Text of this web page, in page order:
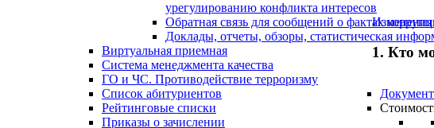
урегулированию конфликта интересов
Обратная связь для сообщений о фактах
Доклады, отчеты, обзоры, статистическая
Виртуальная приемная
Система менеджмента качества
ГО и ЧС. Противодействие терроризму
Список абитуриентов
Рейтинговые списки
Приказы о зачислении
Изменения
1. Кто